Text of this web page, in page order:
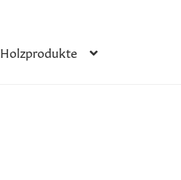
Holzprodukte